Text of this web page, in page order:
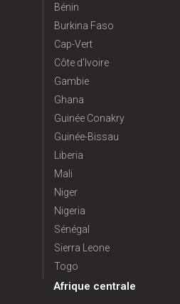
Bénin
Burkina Faso
Cap-Vert
Côte d’Ivoire
Gambie
Ghana
Guinée Conakry
Guinée-Bissau
Liberia
Mali
Niger
Nigeria
Sénégal
Sierra Leone
Togo
Afrique centrale